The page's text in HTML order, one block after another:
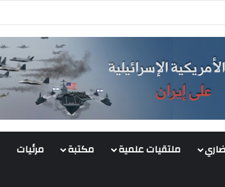
ملتقيات علمية مكتبة مرئيات